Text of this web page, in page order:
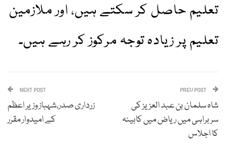
تعلیم حاصل کر سکتے ہیں، اور ملازمین
تعلیم پر زیادہ توجہ مرکوز کر رہے ہیں۔
شاہ سلمان بن عبد العزیز کی
سربراہی میں ریاض میں کابینہ
کا اجلاس
NEXT POST
زرداری صدر،شہباز وزیر اعظم
کے امیدوار مقرر